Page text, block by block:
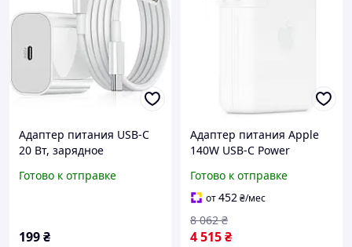
Адаптер питания USB-C
20 Вт, зарядное
совместимый с Apple
Готово к отправке
199₴
Адаптер питания Apple
140W USB-C Power
no box)
Готово к отправке
от452₴/мес
4 515₴
8 062 ₴